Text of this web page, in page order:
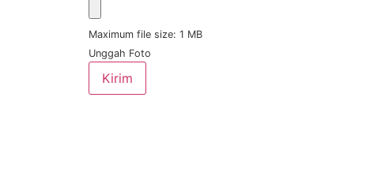
Maximum file size: 1 MB
Unggah Foto
Kirim